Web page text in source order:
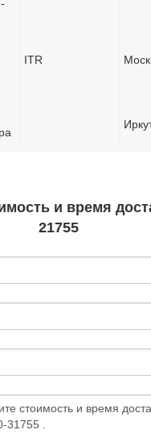
ITR
и время
21755